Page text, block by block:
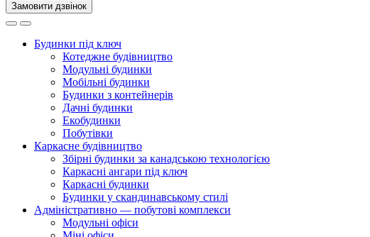
Замовити дзвінок
Будинки під ключ
Котеджне будівництво
Модульні будинки
Мобільні будинки
Будинки з контейнерів
Дачні будинки
Екобудинки
Побутівки
Каркасне будівництво
Збірні будинки за канадською технологією
Каркасні ангари під ключ
Каркасні будинки
Будинки у скандинавському стилі
Адміністративно — побутові комплекси
Модульні офіси